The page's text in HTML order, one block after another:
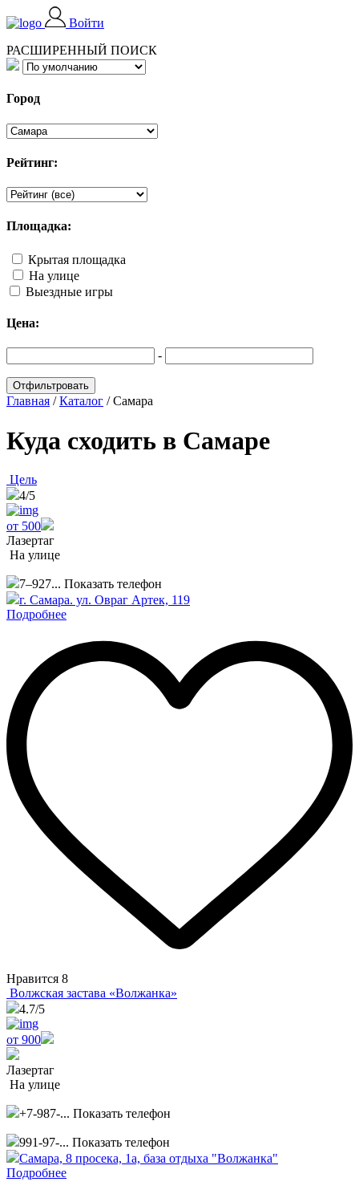
Войти
РАСШИРЕННЫЙ ПОИСК
Город
Рейтинг:
Площадка:
Крытая площадка
На улице
Выездные игры
Цена:
-
Главная /Каталог /Самара
Куда сходить в Самаре
Цель
4/5
от 500
Лазертаг
На улице
7–927... Показать телефон
г. Самара. ул. Овраг Артек, 119
Подробнее
Нравится 8
Волжская застава «Волжанка»
4.7/5
от 900
Лазертаг
На улице
+7-987-... Показать телефон
991-97-... Показать телефон
Самара, 8 просека, 1а, база отдыха "Волжанка"
Подробнее